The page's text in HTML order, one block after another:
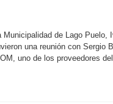
Municipalidad de Lago
una reunión con Sergio
uno de los proveedores